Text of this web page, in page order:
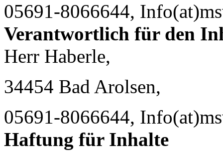
05691-8066644,
Verantwortlich für den
Herr Haberle,
34454 Bad Arolsen,
05691-8066644,
Haftung für Inhalte